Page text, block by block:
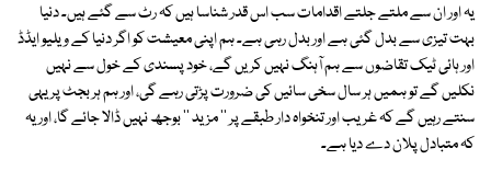
یہ اور ان سے ملتے جلتے اقدامات سب اس قدر شناسا ہیں کہ رٹ سے گئے ہیں۔ دنیا
بہت تیزی سے بدل گئی ہے اور بدل رہی ہے۔ ہم اپنی معیشت کو اگر دنیا کے ویلیو ایڈڈ
اور ہائی ٹیک تقاضوں سے ہم آہنگ نہیں کریں گے، خود پسندی کے خول سے نہیں
نکلیں گے تو ہمیں ہر سال سخی سائیں کی ضرورت پڑتی رہے گی، اور ہم ہر بجٹ پر یہی
سنتے رہیں گے کہ غریب اور تنخواہ دار طبقے پر '' مزید '' بوجھ نہیں ڈالا جائے گا، اور یہ
کہ متبادل پلان دے دیا ہے۔